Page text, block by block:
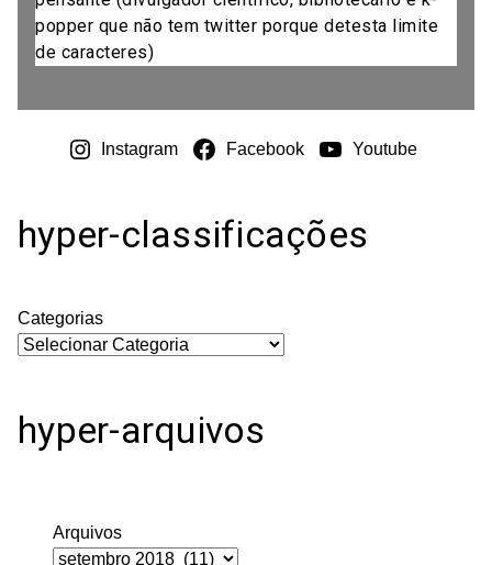
popper que não tem twitter porque detesta limite
de caracteres)
Instagram Facebook Youtube
hyper-classificações
Categorias
hyper-arquivos
Arquivos